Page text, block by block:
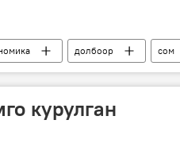
долбоор
сом
Жапаров
курулган